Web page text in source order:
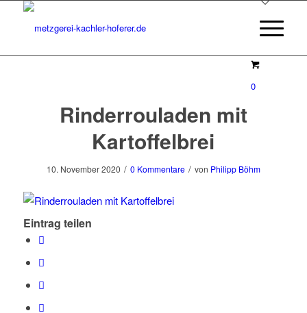
0
Rinderrouladen mit
Kartoffelbrei
10. November 2020 / 0 Kommentare / von Philipp Böhm
Eintrag teilen